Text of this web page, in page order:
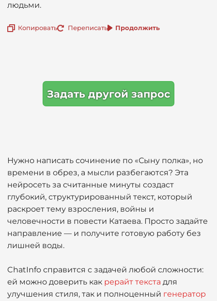
людьми.
Копировать Переписать Продолжить
Задать другой запрос
Нужно написать сочинение по «Сыну полка», но
времени в обрез, а мысли разбегаются? Эта
нейросеть за считанные минуты создаст
глубокий, структурированный текст, который
раскроет тему взросления, войны и
человечности в повести Катаева. Просто задайте
направление — и получите готовую работу без
лишней воды.
ChatInfo справится с задачей любой сложности:
ей можно доверить как рерайт текста для
улучшения стиля, так и полноценный генератор